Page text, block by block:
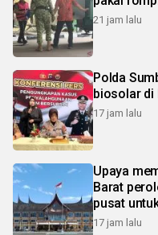
21 jam lalu
Polda
biosolar di
17 jam lalu
Upaya
Barat
pusat
17 jam lalu